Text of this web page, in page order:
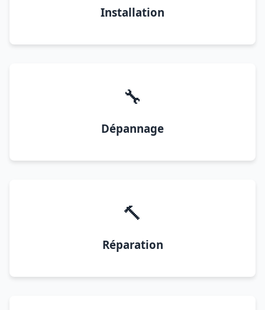
Installation
🔧
Dépannage
🔨
Réparation